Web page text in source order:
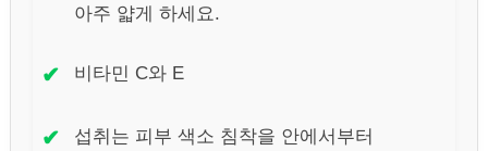
아주 얇게 하세요.
✔ 비타민 C와 E
✔
섭취는 피부 색소 침착을 안에서부터